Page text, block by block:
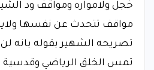
خجل ولامواره ومواقف ود
مواقف تتحدث عن نفسها
تصريحه الشهير بقوله بانه
تمس الخلق الرياضي وقدسية